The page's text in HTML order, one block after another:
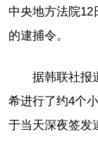
中央地方法院
的逮捕令。
据韩联社报
希进行了约4个
于当天深夜签发